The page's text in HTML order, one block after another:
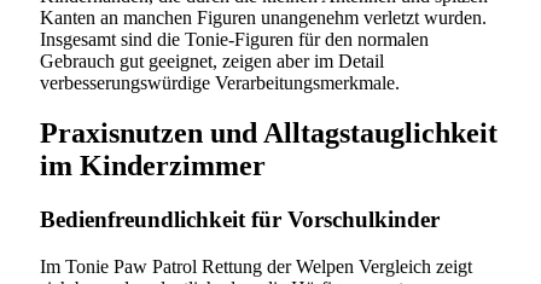
Kanten an manchen Figuren unangenehm verletzt wurden.
Insgesamt sind die Tonie-Figuren für den normalen
Gebrauch gut geeignet, zeigen aber im Detail
verbesserungswürdige Verarbeitungsmerkmale.
Praxisnutzen und Alltagstauglichkeit
im Kinderzimmer
Bedienfreundlichkeit für Vorschulkinder
Im Tonie Paw Patrol Rettung der Welpen Vergleich zeigt